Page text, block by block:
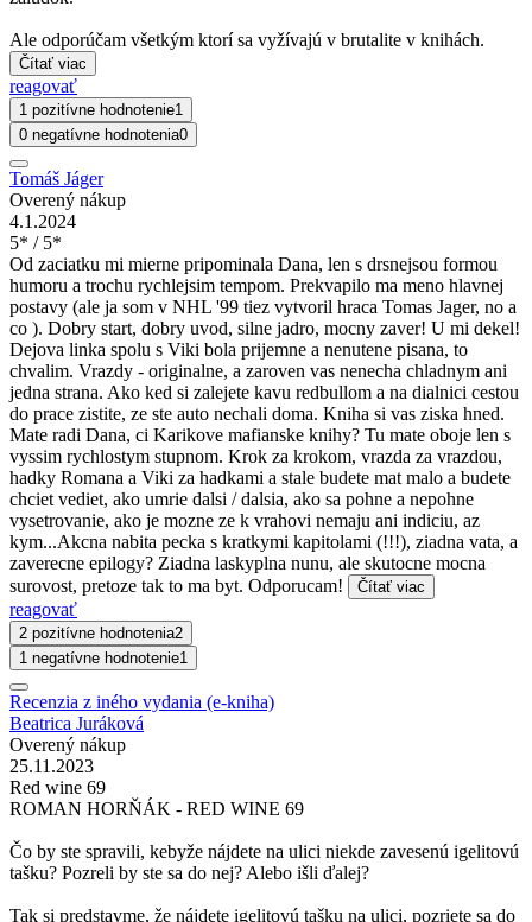
Ale odporúčam všetkým ktorí sa vyžívajú v brutalite v knihách.
Čítať viac
reagovať
1 pozitívne hodnotenie1
0 negatívne hodnotenia0
Tomáš Jáger
Overený nákup
4.1.2024
5* / 5*
Od zaciatku mi mierne pripominala Dana, len s drsnejsou formou
humoru a trochu rychlejsim tempom. Prekvapilo ma meno hlavnej
postavy (ale ja som v NHL '99 tiez vytvoril hraca Tomas Jager, no a
co ). Dobry start, dobry uvod, silne jadro, mocny zaver! U mi dekel!
Dejova linka spolu s Viki bola prijemne a nenutene pisana, to
chvalim. Vrazdy - originalne, a zaroven vas nenecha chladnym ani
jedna strana. Ako ked si zalejete kavu redbullom a na dialnici cestou
do prace zistite, ze ste auto nechali doma. Kniha si vas ziska hned.
Mate radi Dana, ci Karikove mafianske knihy? Tu mate oboje len s
vyssim rychlostym stupnom. Krok za krokom, vrazda za vrazdou,
hadky Romana a Viki za hadkami a stale budete mat malo a budete
chciet vediet, ako umrie dalsi / dalsia, ako sa pohne a nepohne
vysetrovanie, ako je mozne ze k vrahovi nemaju ani indiciu, az
kym...Akcna nabita pecka s kratkymi kapitolami (!!!), ziadna vata, a
zaverecne epilogy? Ziadna laskyplna nunu, ale skutocne mocna
surovost, pretoze tak to ma byt. Odporucam!
Čítať viac
reagovať
2 pozitívne hodnotenia2
1 negatívne hodnotenie1
Recenzia z iného vydania (e-kniha)
Beatrica Juráková
Overený nákup
25.11.2023
Red wine 69
ROMAN HORŇÁK - RED WINE 69
Čo by ste spravili, kebyže nájdete na ulici niekde zavesenú igelitovú
tašku? Pozreli by ste sa do nej? Alebo išli ďalej?
Tak si predstavme, že nájdete igelitovú tašku na ulici, pozriete sa do